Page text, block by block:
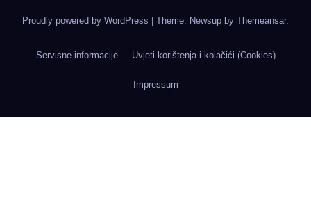
Proudly powered by WordPress | Theme: Newsup by Themeansar.
Servisne informacije Uvjeti korištenja i kolačići (Cookies)
Impressum